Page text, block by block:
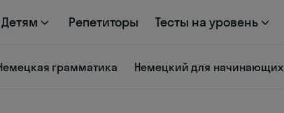
Детям Репетиторы Тесты на уровень
грамматика Немецкий для начинающих